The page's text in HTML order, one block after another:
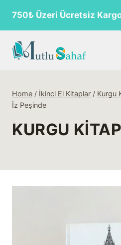
content
750₺ Üzeri Ücretsiz
Home / İkinci El Kitaplar / Kurgu
İz Peşinde
KURGU